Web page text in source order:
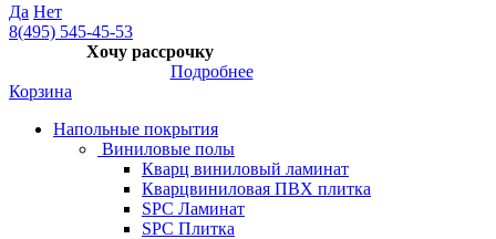
Да Нет
8(495) 545-45-53
Хочу рассрочку
Подробнее
Корзина
Напольные покрытия
Виниловые полы
Кварц виниловый ламинат
Кварцвиниловая ПВХ плитка
SPC Ламинат
SPC Плитка